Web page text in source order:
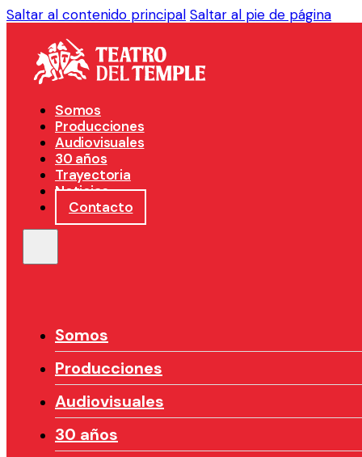
Saltar al contenido principal Saltar al pie de página
Somos
Producciones
Audiovisuales
30 años
Trayectoria
Noticias
Contacto
Somos
Producciones
Audiovisuales
30 años